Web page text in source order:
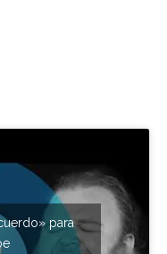
para